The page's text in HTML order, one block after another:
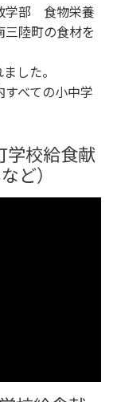
学部 食物栄養
陸町の食材を
した。
べての小中学
校給食献
ど）